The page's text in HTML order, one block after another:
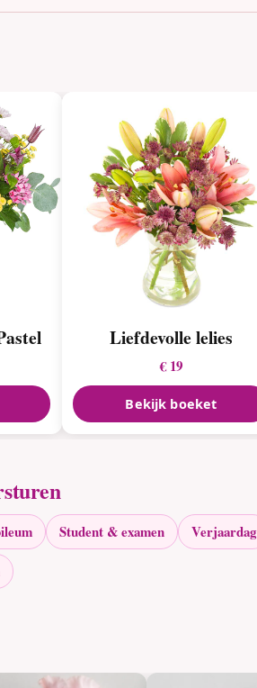
Liefdevolle lelies
€ 19
Bekijk boeket
Student & examen Verjaardag